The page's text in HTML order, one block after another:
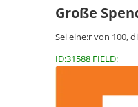
Große
Sei eine:r von 100,
ID:31588 FIELD: